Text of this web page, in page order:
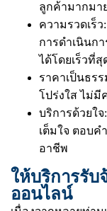
ลูกค้ามากมา
ความรวดเร็
การดำเนินก
ได้โดยเร็วที่สุ
ราคาเป็นธร
โปร่งใส ไม่มี
บริการด้วยใ
เต็มใจ ตอบ
อาชีพ
ให้บริการรับ
ออนไลน์